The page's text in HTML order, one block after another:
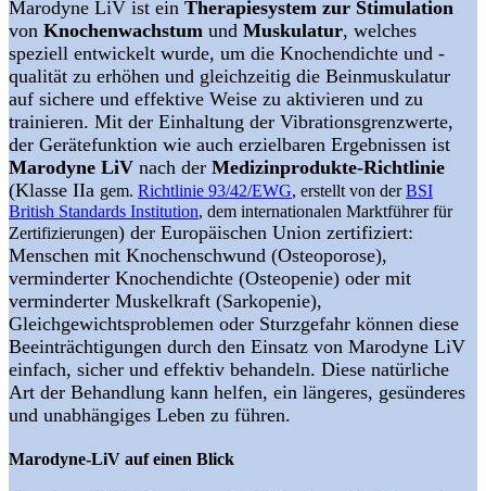
Marodyne LiV ist ein Therapiesystem zur Stimulation
von Knochenwachstum und Muskulatur, welches
speziell entwickelt wurde, um die Knochendichte und -
qualität zu erhöhen und gleichzeitig die Beinmuskulatur
auf sichere und effektive Weise zu aktivieren und zu
trainieren. Mit der Einhaltung der Vibrationsgrenzwerte,
der Gerätefunktion wie auch erzielbaren Ergebnissen ist
Marodyne LiV nach der Medizinprodukte-Richtlinie
(Klasse IIa gem. Richtlinie 93/42/EWG, erstellt von derBSI
British Standards Institution, dem internationalen Marktführer für
Zertifizierungen) der Europäischen Union zertifiziert:
Menschen mit Knochenschwund (Osteoporose),
verminderter Knochendichte (Osteopenie) oder mit
verminderter Muskelkraft (Sarkopenie),
Gleichgewichtsproblemen oder Sturzgefahr können diese
Beeinträchtigungen durch den Einsatz von Marodyne LiV
einfach, sicher und effektiv behandeln. Diese natürliche
Art der Behandlung kann helfen, ein längeres, gesünderes
und unabhängiges Leben zu führen.
Marodyne-LiV auf einen Blick